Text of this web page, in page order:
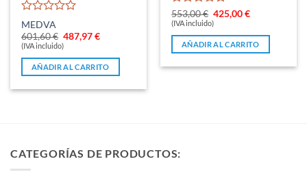
Valorado
con
0
MEDVA
601,60€ El
precio
era:
601,60 €.
487,97€El
es:
487,97 €.
(IVA incluido)
AÑADIR AL CARRITO
Valorado
con
0
de
5
553,00€ El
precio
era:
553,00 €.
425,00€El
es:
425,00 €.
(IVA incluido)
AÑADIR AL CARRITO
CATEGORÍAS DE PRODUCTOS: